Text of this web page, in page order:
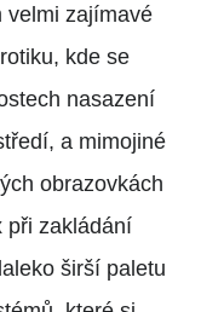
velmi zajímavé
kde se
nasazení
a mimojiné
obrazovkách
při zakládání
širší paletu